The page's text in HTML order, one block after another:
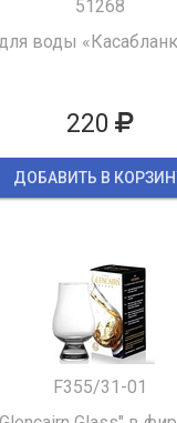
51268
воды
220
ДОБАВИТЬ В
F355/31-01